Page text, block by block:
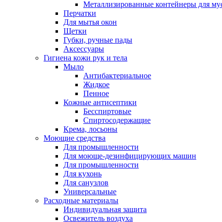
Металлизированные контейнеры для
Перчатки
Для мытья окон
Щетки
Губки, ручные пады
Аксессуары
Гигиена кожи рук и тела
Мыло
Антибактериальное
Жидкое
Пенное
Кожные антисептики
Бесспиртовые
Cпиртосодержащие
Крема, лосьоны
Моющие средства
Для промышленности
Для моюще-дезинфицирующих машин
Для промышленности
Для кухонь
Для санузлов
Универсальные
Расходные материалы
Индивидуальная защита
Освежитель воздуха